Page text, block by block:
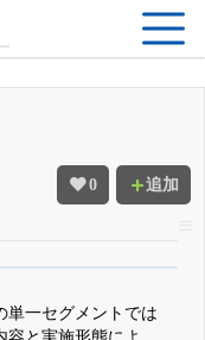
0 追加
単一セグメントでは